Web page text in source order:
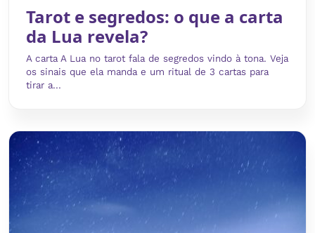
Tarot e segredos: o que a carta
da Lua revela?
A carta A Lua no tarot fala de segredos vindo à tona. Veja
os sinais que ela manda e um ritual de 3 cartas para
tirar a...